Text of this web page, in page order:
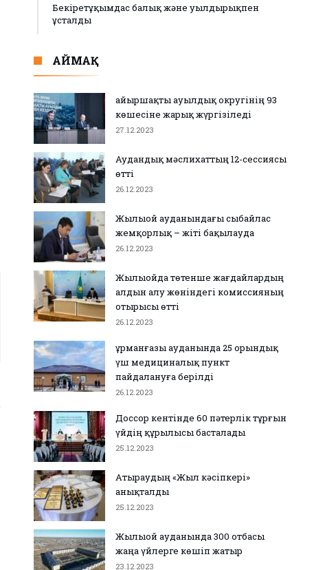
Бекіретұқымдас балық және уылдырықпен
ұсталды
АЙМАҚ
Қайыршақты ауылдық округінің 93
көшесіне жарық жүргізіледі
27.12.2023
Аудандық мәслихаттың 12-сессиясы
өтті
26.12.2023
Жылыой ауданындағы сыбайлас
жемқорлық – жіті бақылауда
26.12.2023
Жылыойда төтенше жағдайлардың
алдын алу жөніндегі комиссияның
отырысы өтті
26.12.2023
Құрманғазы ауданында 25 орындық
үш медициналық пункт
пайдалануға берілді
26.12.2023
Доссор кентінде 60 пәтерлік тұрғын
үйдің құрылысы басталады
25.12.2023
Атыраудың «Жыл кәсіпкері»
анықталды
25.12.2023
Жылыой ауданында 300 отбасы
жаңа үйлерге көшіп жатыр
23.12.2023